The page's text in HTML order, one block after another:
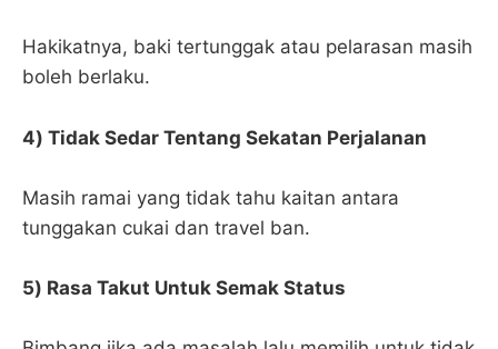
Hakikatnya, baki tertunggak atau pelarasan masih
boleh berlaku.
4) Tidak Sedar Tentang Sekatan Perjalanan
Masih ramai yang tidak tahu kaitan antara
tunggakan cukai dan travel ban.
5) Rasa Takut Untuk Semak Status